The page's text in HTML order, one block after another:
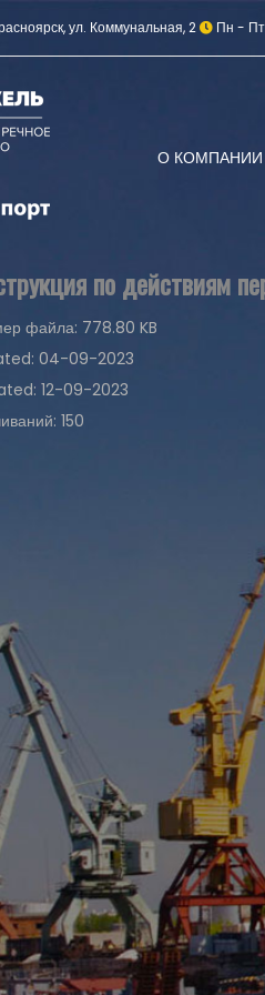
ул. Коммунальная, 2 Пн -
О КОМПАНИИ
по действиям
файла: 778.80 KB
04-09-2023
12-09-2023
150